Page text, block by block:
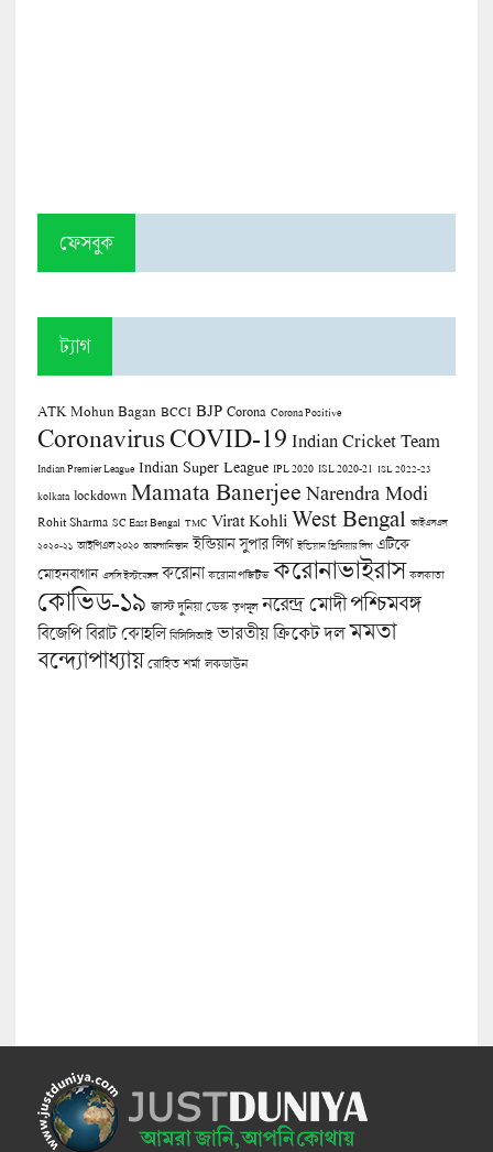
ফেসবুক
ট্যাগ
ATK Mohun Bagan BCCI BJP Corona Corona Positive
CoronavirusCOVID-19 Indian Cricket Team
Indian Premier League Indian Super League IPL 2020 ISL 2020-21 ISL 2022-23
kolkata lockdown Mamata Banerjee Narendra Modi
Rohit Sharma SC East Bengal TMC Virat Kohli West Bengal আইএসএল
২০২০-২১ আইপিএল ২০২০ আফগানিস্তান ইন্ডিয়ান সুপার লিগ ইন্ডিয়ান প্রিমিয়ার লিগ এটিকে
মোহনবাগান এসসি ইস্টবেঙ্গল করোনা করোনা পজিটিভ করোনাভাইরাস কলকাতা
কোভিড-১৯ জাস্ট দুনিয়া ডেস্ক তৃণমূল নরেন্দ্র মোদী পশ্চিমবঙ্গ
বিজেপি বিরাট কোহলি বিসিসিআই ভারতীয় ক্রিকেট দল মমতা
বন্দ্যোপাধ্যায় রোহিত শর্মা লকডাউন